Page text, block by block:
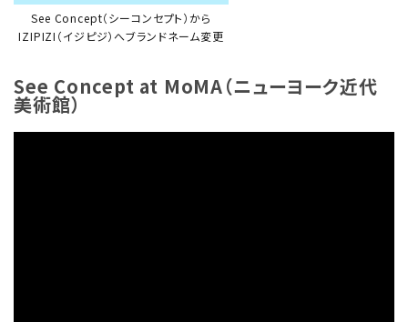
See Concept（シーコンセプト）から
IZIPIZI（イジピジ）へブランドネーム変更
See Concept at MoMA（ニューヨーク近代
美術館）